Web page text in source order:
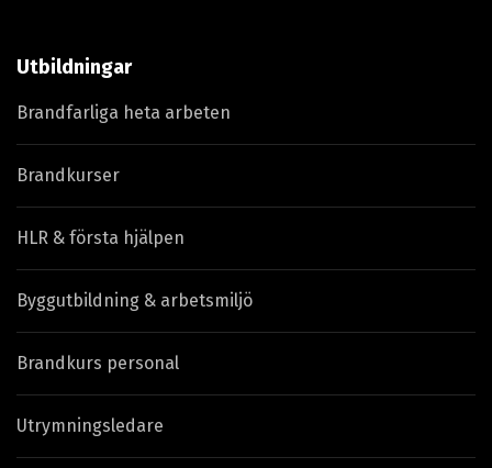
Utbildningar
Brandfarliga heta arbeten
Brandkurser
HLR & första hjälpen
Byggutbildning & arbetsmiljö
Brandkurs personal
Utrymningsledare